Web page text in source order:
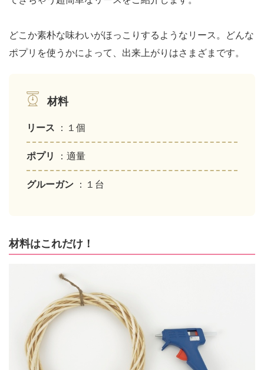
どこか素朴な味わいがほっこりするようなリース。どんな
ポプリを使うかによって、出来上がりはさまざまです。
材料
リース ：１個
ポプリ ：適量
グルーガン ：１台
材料はこれだけ！